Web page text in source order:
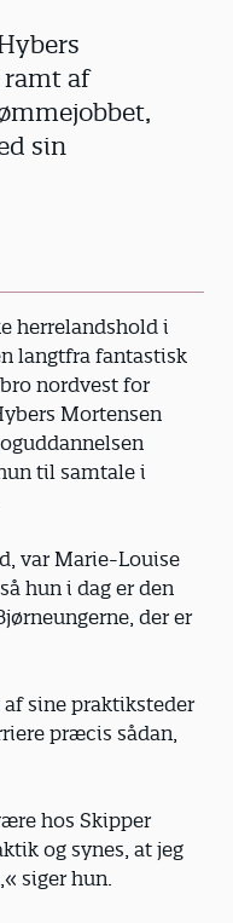
af
sin
herrelandshold i
langtfra fantastisk
nordvest for
Mortensen
til samtale i
var Marie-Louise
hun i dag er den
der er
sine praktiksteder
præcis sådan,
hos Skipper
og synes, at jeg
siger hun.